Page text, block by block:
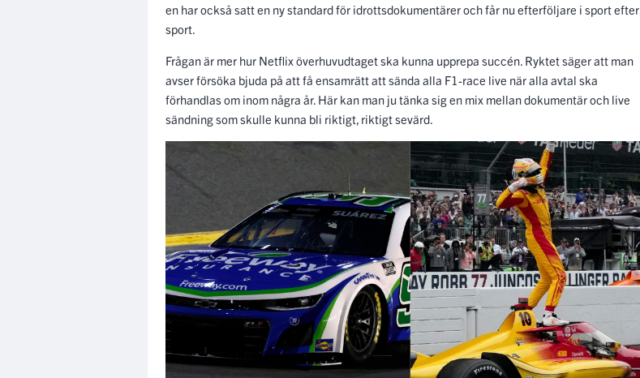
en har också satt en ny standard för idrottsdokumentärer och får nu efterföljare i sport efter
sport.
Frågan är mer hur Netflix överhuvudtaget ska kunna upprepa succén. Ryktet säger att man
avser försöka bjuda på att få ensamrätt att sända alla F1-race live när alla avtal ska
förhandlas om inom några år. Här kan man ju tänka sig en mix mellan dokumentär och live
sändning som skulle kunna bli riktigt, riktigt sevärd.